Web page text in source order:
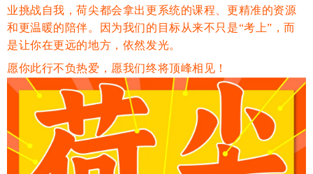
业挑战自我，荷尖都会拿出更系统的课程、更精准的资源
和更温暖的陪伴。因为我们的目标从来不只是“考上”，而
是让你在更远的地方，依然发光。
愿你此行不负热爱，愿我们终将顶峰相见！